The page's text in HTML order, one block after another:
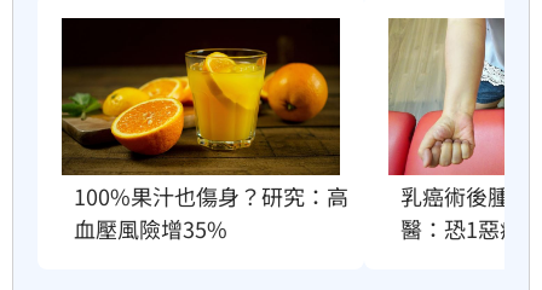
100%果汁也傷身？研究：高
血壓風險增35%
乳癌術後腫成
醫：恐1惡疾